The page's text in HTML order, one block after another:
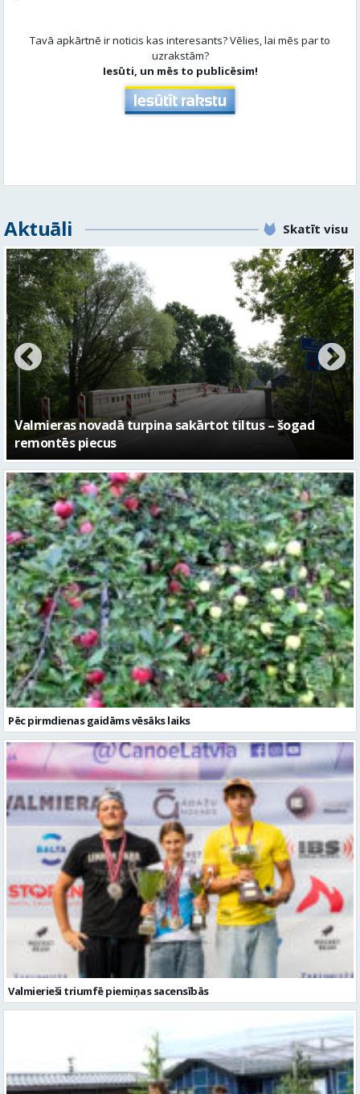
Tavā apkārtnē ir noticis kas interesants? Vēlies, lai mēs par to
uzrakstām?
Iesūti, un mēs to publicēsim!
Aktuāli Skatīt visu
No pagaidu teātra līdz laikmetīgās kultūras centram
– kā attīstīsies “Kurtuve”
Pēc pirmdienas gaidāms vēsāks laiks
Valmierieši triumfē piemiņas sacensībās